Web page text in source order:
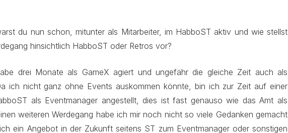
du nun schon, mitunter als Mitarbeiter, im HabboST aktiv und wie stellst
hinsichtlich HabboST oder Retros vor?
drei Monate als GameX agiert und ungefähr die gleiche Zeit auch als
ich nicht ganz ohne Events auskommen könnte, bin ich zur Zeit auf einer
als Eventmanager angestellt, dies ist fast genauso wie das Amt als
weiteren Werdegang habe ich mir noch nicht so viele Gedanken gemacht
ein Angebot in der Zukunft seitens ST zum Eventmanager oder sonstigen